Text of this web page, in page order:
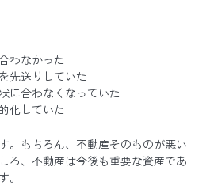
わなかった
先送りしていた
に合わなくなっていた
化していた
。もちろん、不動産そのものが悪い
ろ、不動産は今後も重要な資産であ
。